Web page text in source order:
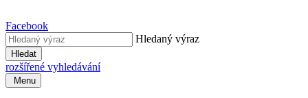
Facebook
Hledaný výraz
Hledat
rozšířené vyhledávání
Menu